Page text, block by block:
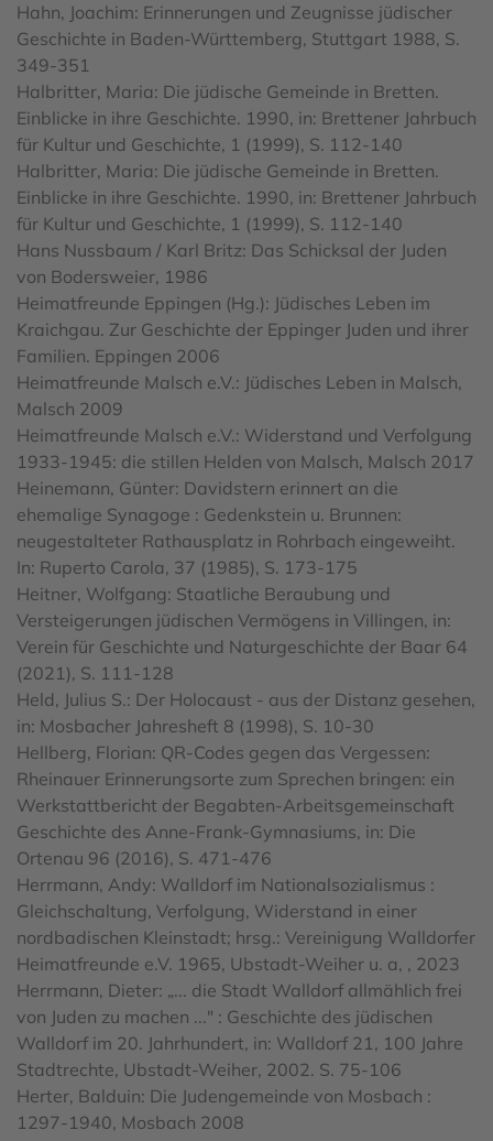
Hahn, Joachim: Erinnerungen und Zeugnisse jüdischer
Geschichte in Baden-Württemberg, Stuttgart 1988, S.
349-351
Halbritter, Maria: Die jüdische Gemeinde in Bretten.
Einblicke in ihre Geschichte. 1990, in: Brettener Jahrbuch
für Kultur und Geschichte, 1 (1999), S. 112-140
Halbritter, Maria: Die jüdische Gemeinde in Bretten.
Einblicke in ihre Geschichte. 1990, in: Brettener Jahrbuch
für Kultur und Geschichte, 1 (1999), S. 112-140
Hans Nussbaum / Karl Britz: Das Schicksal der Juden
von Bodersweier, 1986
Heimatfreunde Eppingen (Hg.): Jüdisches Leben im
Kraichgau. Zur Geschichte der Eppinger Juden und ihrer
Familien. Eppingen 2006
Heimatfreunde Malsch e.V.: Jüdisches Leben in Malsch,
Malsch 2009
Heimatfreunde Malsch e.V.: Widerstand und Verfolgung
1933-1945: die stillen Helden von Malsch, Malsch 2017
Heinemann, Günter: Davidstern erinnert an die
ehemalige Synagoge : Gedenkstein u. Brunnen:
neugestalteter Rathausplatz in Rohrbach eingeweiht.
In: Ruperto Carola, 37 (1985), S. 173-175
Heitner, Wolfgang: Staatliche Beraubung und
Versteigerungen jüdischen Vermögens in Villingen, in:
Verein für Geschichte und Naturgeschichte der Baar 64
(2021), S. 111-128
Held, Julius S.: Der Holocaust - aus der Distanz gesehen,
in: Mosbacher Jahresheft 8 (1998), S. 10-30
Hellberg, Florian: QR-Codes gegen das Vergessen:
Rheinauer Erinnerungsorte zum Sprechen bringen: ein
Werkstattbericht der Begabten-Arbeitsgemeinschaft
Geschichte des Anne-Frank-Gymnasiums, in: Die
Ortenau 96 (2016), S. 471-476
Herrmann, Andy: Walldorf im Nationalsozialismus :
Gleichschaltung, Verfolgung, Widerstand in einer
nordbadischen Kleinstadt; hrsg.: Vereinigung Walldorfer
Heimatfreunde e.V. 1965, Ubstadt-Weiher u. a, , 2023
Herrmann, Dieter: „... die Stadt Walldorf allmählich frei
von Juden zu machen ..." : Geschichte des jüdischen
Walldorf im 20. Jahrhundert, in: Walldorf 21, 100 Jahre
Stadtrechte, Ubstadt-Weiher, 2002. S. 75-106
Herter, Balduin: Die Judengemeinde von Mosbach :
1297-1940, Mosbach 2008